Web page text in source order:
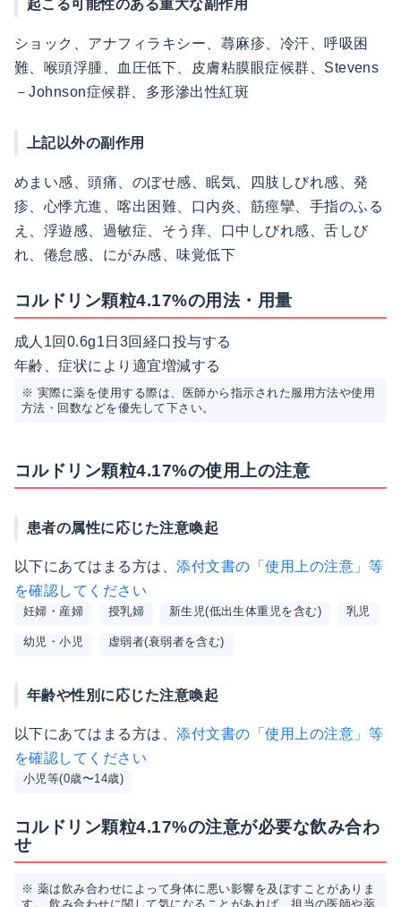
起こる可能性のある重大な副作用
ショック、アナフィラキシー、蕁麻疹、冷汗、呼吸困
難、喉頭浮腫、血圧低下、皮膚粘膜眼症候群、Stevens
－Johnson症候群、多形滲出性紅斑
上記以外の副作用
めまい感、頭痛、のぼせ感、眠気、四肢しびれ感、発
疹、心悸亢進、喀出困難、口内炎、筋痙攣、手指のふる
え、浮遊感、過敏症、そう痒、口中しびれ感、舌しび
れ、倦怠感、にがみ感、味覚低下
コルドリン顆粒4.17%の用法・用量
成人1回0.6g1日3回経口投与する
年齢、症状により適宜増減する
※ 実際に薬を使用する際は、医師から指示された服用方法や使用
方法・回数などを優先して下さい。
コルドリン顆粒4.17%の使用上の注意
患者の属性に応じた注意喚起
以下にあてはまる方は、添付文書の「使用上の注意」等
を確認してください
妊婦・産婦 授乳婦 新生児(低出生体重児を含む) 乳児
幼児・小児 虚弱者(衰弱者を含む)
年齢や性別に応じた注意喚起
以下にあてはまる方は、添付文書の「使用上の注意」等
を確認してください
小児等(0歳〜14歳)
コルドリン顆粒4.17%の注意が必要な飲み合わ
せ
※ 薬は飲み合わせによって身体に悪い影響を及ぼすことがありま
す。 飲み合わせに関して気になることがあれば、担当の医師や薬